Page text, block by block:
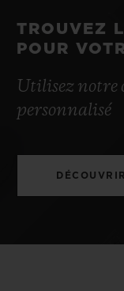
TROUVEZ
POUR
Utilisez notre
personnalisé
DÉCOUVRIR